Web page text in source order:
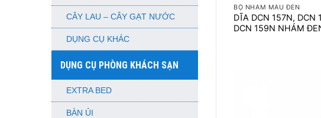
CÂY LAU – CÂY GẠT NƯỚC
DỤNG CỤ KHÁC
DỤNG CỤ PHÒNG KHÁCH SẠN
EXTRA BED
BÀN ỦI
BỘ NHÁM MÀU ĐEN
DĨA DCN 157N, DCN
DCN 159N NHÁM